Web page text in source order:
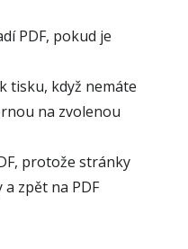
PDF, pokud je
tisku, když nemáte
na zvolenou
protože stránky
zpět na PDF